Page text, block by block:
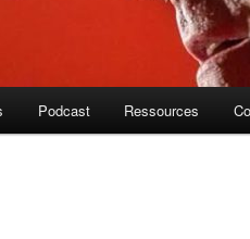
Podcast Ressources